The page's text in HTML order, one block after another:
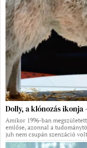
Dolly, a klónozás ikonja
Amikor 1996-ban
emlőse, azonnal a
juh nem csupán szenzáció